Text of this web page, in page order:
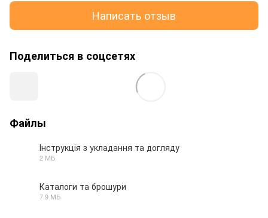
Написать отзыв
Поделиться в соцсетях
Файлы
Інструкція з укладання та догляду
2 МБ
Каталоги та брошури
7.9 МБ